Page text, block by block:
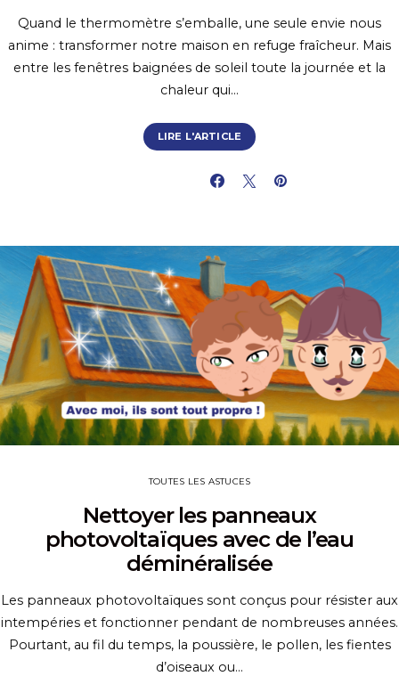
Quand le thermomètre s’emballe, une seule envie nous
anime : transformer notre maison en refuge fraîcheur. Mais
entre les fenêtres baignées de soleil toute la journée et la
chaleur qui…
LIRE L'ARTICLE
TOUTES LES ASTUCES
Nettoyer les panneaux
photovoltaïques avec de l’eau
déminéralisée
Les panneaux photovoltaïques sont conçus pour résister aux
intempéries et fonctionner pendant de nombreuses années.
Pourtant, au fil du temps, la poussière, le pollen, les fientes
d’oiseaux ou…